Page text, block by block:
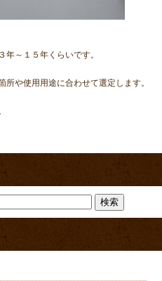
年～１５年くらいです。
や使用用途に合わせて選定します。